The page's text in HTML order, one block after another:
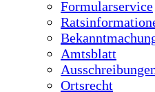
Formularservice
Amtsblatt
Ortsrecht